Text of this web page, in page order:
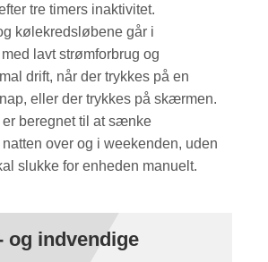
tre timers inaktivitet.
kølekredsløbene går i
lavt strømforbrug og
drift, når der trykkes på en
eller der trykkes på skærmen.
er beregnet til at sænke
over og i weekenden, uden
slukke for enheden manuelt.
og indvendige